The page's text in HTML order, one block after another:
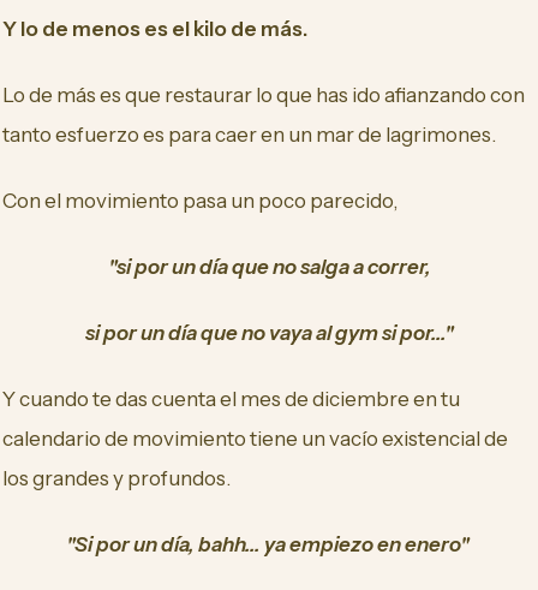
Y lo de menos es el kilo de más.
Lo de más es que restaurar lo que has ido afianzando con
tanto esfuerzo es para caer en un mar de lagrimones.
Con el movimiento pasa un poco parecido,
"si por un día que no salga a correr,
si por un día que no vaya al gym si por..."
Y cuando te das cuenta el mes de diciembre en tu
calendario de movimiento tiene un vacío existencial de
los grandes y profundos.
"Si por un día, bahh... ya empiezo en enero"